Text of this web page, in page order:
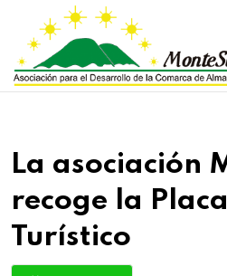
La asociación
recoge la
Turístico